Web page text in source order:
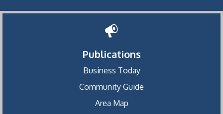
Publications
Business Today
Community Guide
Area Map